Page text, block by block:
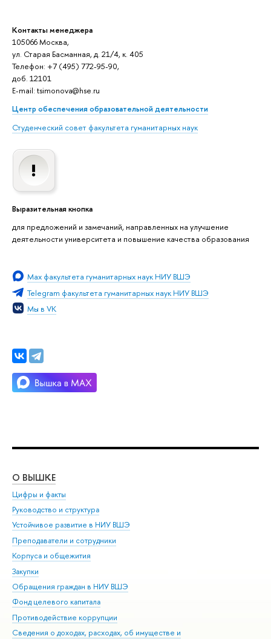
Контакты менеджера
105066 Москва,
ул. Старая Басманная, д. 21/4, к. 405
Телефон: +7 (495) 772-95-90,
доб. 12101
E-mail: tsimonova@hse.ru
Центр обеспечения образовательной деятельности
Студенческий совет факультета гуманитарных наук
Выразительная кнопка
для предложений и замечаний, направленных на улучшение
деятельности университета и повышение качества образования
Мах факультета гуманитарных наук НИУ ВШЭ
Telegram факультета гуманитарных наук НИУ ВШЭ
Мы в VK
О ВЫШКЕ
Цифры и факты
Руководство и структура
Устойчивое развитие в НИУ ВШЭ
Преподаватели и сотрудники
Корпуса и общежития
Закупки
Обращения граждан в НИУ ВШЭ
Фонд целевого капитала
Противодействие коррупции
Сведения о доходах, расходах, об имуществе и